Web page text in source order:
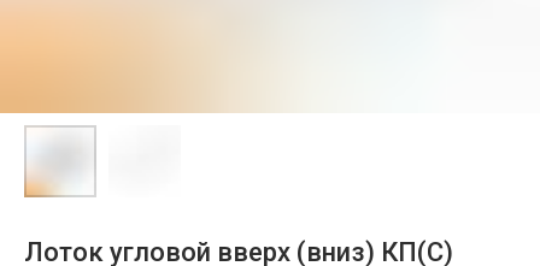
Лоток угловой вверх (вниз) КП(С)